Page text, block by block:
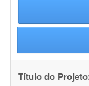
Título do